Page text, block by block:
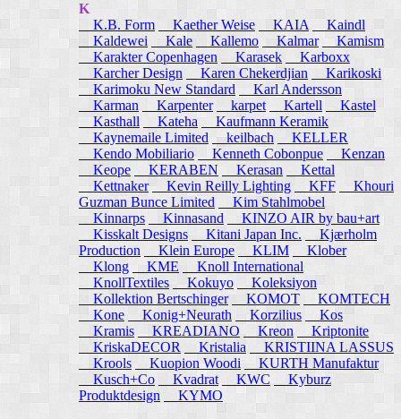
K
K.B. Form
Kaether Weise KAIA
Kaindl
Kaldewei
Kale Kallemo Kalmar
Kamism
Karakter Copenhagen
Karasek
Karboxx
Karcher Design
Karen Chekerdjian
Karikoski
Karimoku New Standard
Karl Andersson
Karman
Karpenter karpet Kartell
Kastel
Kasthall
Kateha
Kaufmann Keramik
Kaynemaile Limited keilbach
KELLER
Kendo Mobiliario
Kenneth Cobonpue
Kenzan
Keope
KERABEN Kerasan
Kettal
Kettnaker Kevin Reilly Lighting KFF
Khouri
Guzman Bunce Limited
Kim Stahlmobel
Kinnarps
Kinnasand
KINZO AIR by bau+art
Kisskalt Designs
Kitani Japan Inc.
Kjærholm
Production
Klein Europe KLIM
Klober
Klong
KME
Knoll International
KnollTextiles
Kokuyo
Koleksiyon
Kollektion Bertschinger KOMOT
KOMTECH
Kone
Konig+Neurath Korzilius
Kos
Kramis
KREADIANO Kreon
Kriptonite
KriskaDECOR
Kristalia
KRISTIINA LASSUS
Krools
Kuopion Woodi
KURTH Manufaktur
Kusch+Co
Kvadrat KWC
Kyburz
Produktdesign
KYMO